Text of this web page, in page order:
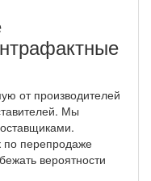
от производителей
Мы
по перепродаже
вероятности